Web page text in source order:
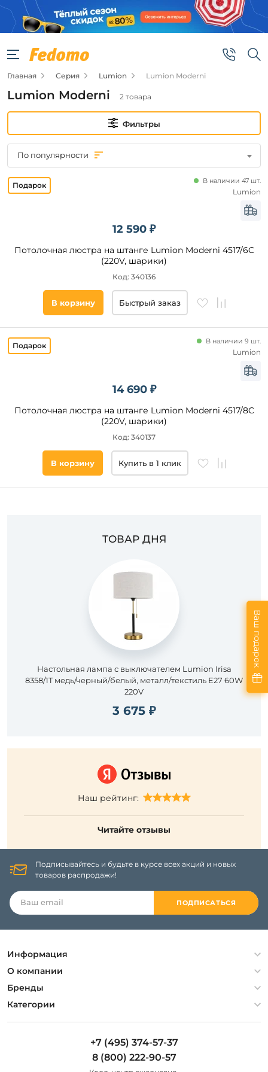
Фильтры
Цена
от
Бренд
Цвет
Цвет
основания
Стиль
Главная Серия Lumion Lumion Moderni
Lumion Moderni 2 товара
Фильтры
По популярности
12 590 ₽
Потолочная люстра на штанге Lumion Moderni 4517/6C
(220V, шарики)
В наличии 47 шт.
Код: 340136
Lumion
В корзину Быстрый заказ
14 690 ₽
Потолочная люстра на штанге Lumion Moderni 4517/8C
(220V, шарики)
В наличии 9 шт.
Код: 340137
Lumion
В корзину Купить в 1 клик
ТОВАР ДНЯ
Настольная лампа с выключателем Lumion Irisa
8358/1T медь/черный/белый, металл/текстиль E27 60W
220V
3 675 ₽
Наш рейтинг:
Читайте отзывы
Подписывайтесь и будьте в курсе всех акций и новых
товаров распродажи!
ПОДПИСАТЬСЯ
Информация
Политика конфиденциальности
Гарантия
Оплата и доставка
О компании
О компании
Контакты
Бренды
Artelamp
Категории
Люстры
+7 (495) 374-57-37
8 (800) 222-90-57
Ваш подарок